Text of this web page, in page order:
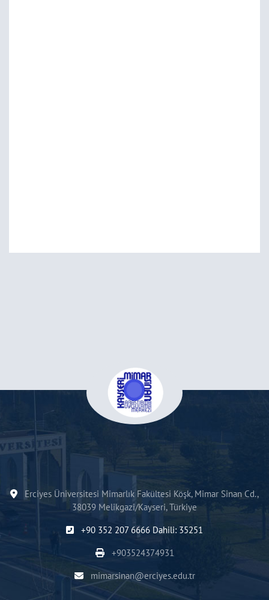
Erciyes Üniversitesi Mimarlık Fakültesi Köşk, Mimar Sinan Cd.,
38039 Melikgazi/Kayseri, Türkiye
+90 352 207 6666 Dahili: 35251
+903524374931
mimarsinan@erciyes.edu.tr